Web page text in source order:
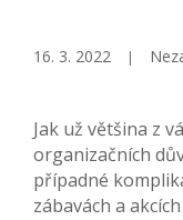
16. 3. 2022
Jak už většina z
organizačních
případné
zábavách a